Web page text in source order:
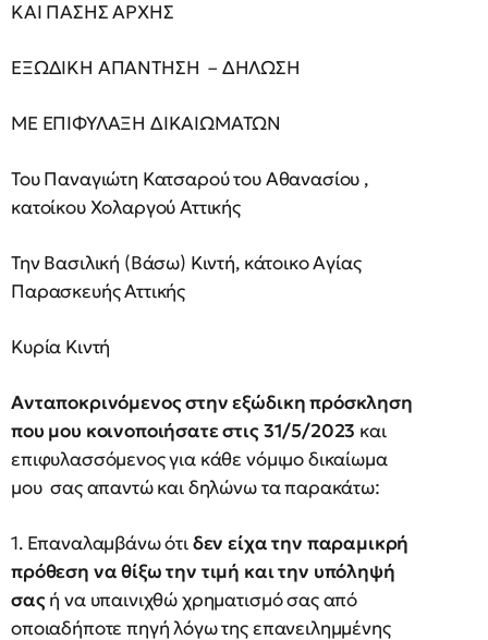
ΚΑΙ ΠΑΣΗΣ ΑΡΧΗΣ
ΕΞΩΔΙΚΗ ΑΠΑΝΤΗΣΗ – ΔΗΛΩΣΗ
ΜΕ ΕΠΙΦΥΛΑΞΗ ΔΙΚΑΙΩΜΑΤΩΝ
Του Παναγιώτη Κατσαρού του Αθανασίου ,
κατοίκου Χολαργού Αττικής
Την Βασιλική (Βάσω) Κιντή, κάτοικο Αγίας
Παρασκευής Αττικής
Κυρία Κιντή
Ανταποκρινόμενος στην εξώδικη πρόσκληση
που μου κοινοποιήσατε στις 31/5/2023 και
επιφυλασσόμενος για κάθε νόμιμο δικαίωμα
μου σας απαντώ και δηλώνω τα παρακάτω:
1. Επαναλαμβάνω ότιδεν είχα την παραμικρή
πρόθεση να θίξω την τιμή και την υπόληψή
σαςή να υπαινιχθώ χρηματισμό σας από
οποιαδήποτε πηγή λόγω της επανειλημμένης